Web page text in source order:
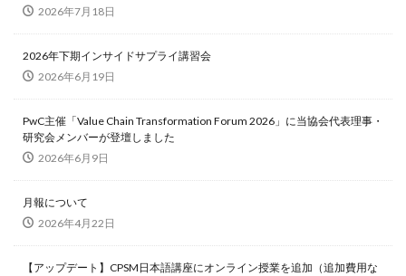
2026年7月18日
2026年下期インサイドサプライ講習会
2026年6月19日
PwC主催「Value Chain Transformation Forum 2026」に当協会代表理事・
研究会メンバーが登壇しました
2026年6月9日
月報について
2026年4月22日
【アップデート】CPSM日本語講座にオンライン授業を追加（追加費用な